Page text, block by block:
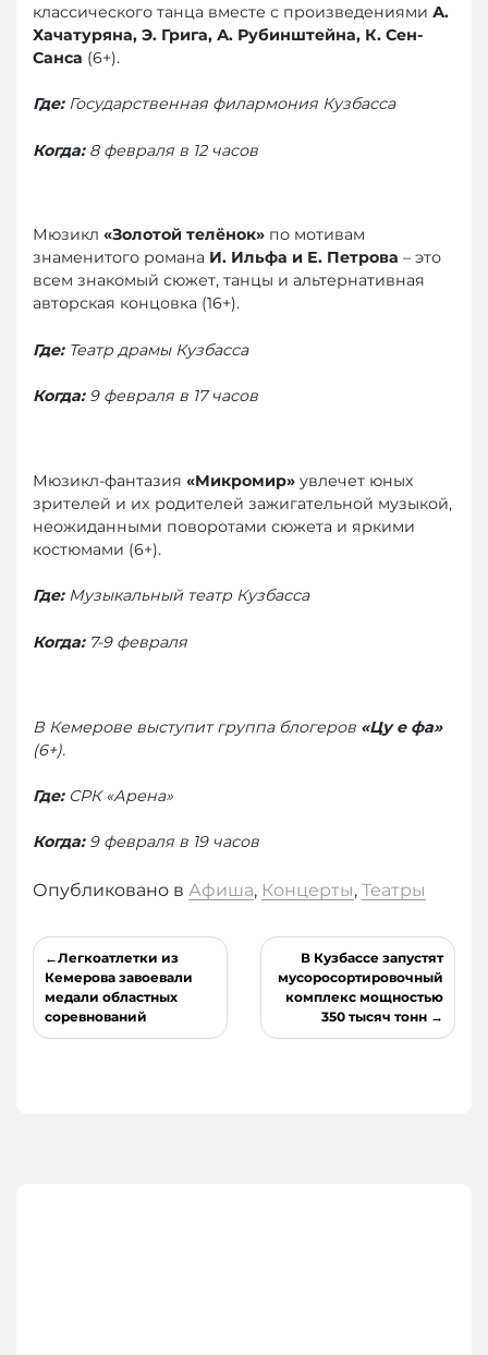
классического танца вместе с произведениями А.
Хачатуряна, Э. Грига, А. Рубинштейна, К. Сен-
Санса (6+).
Где:Государственная филармония Кузбасса
Когда:8 февраля в 12 часов
Мюзикл «Золотой телёнок» по мотивам
знаменитого романа И. Ильфа и Е. Петрова – это
всем знакомый сюжет, танцы и альтернативная
авторская концовка (16+).
Где:Театр драмы Кузбасса
Когда:9 февраля в 17 часов
Мюзикл-фантазия «Микромир» увлечет юных
зрителей и их родителей зажигательной музыкой,
неожиданными поворотами сюжета и яркими
костюмами (6+).
Где:Музыкальный театр Кузбасса
Когда:7-9 февраля
В Кемерове выступит группа блогеров «Цу е фа»
(6+).
Где:СРК «Арена»
Когда:9 февраля в 19 часов
Опубликовано в Афиша, Концерты, Театры
Навигация
по
записям
Легкоатлетки из
Кемерова завоевали
медали областных
соревнований
В Кузбассе запустят
мусоросортировочный
комплекс мощностью
350 тысяч тонн